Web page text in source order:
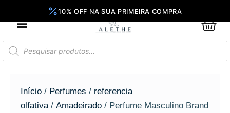
conteúdo
Pesquisar
produtos
Início / Perfumes / referencia
olfativa / Amadeirado / Perfume Masculino Brand